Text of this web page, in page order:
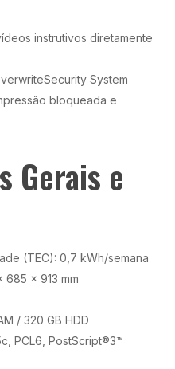
bloqueada e
Gerais e
(TEC): 0,7 kWh/semana
685 x 913 mm
/ 320 GB HDD